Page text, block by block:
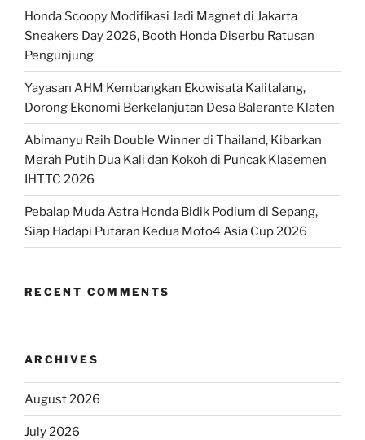
Honda Scoopy Modifikasi Jadi Magnet di Jakarta
Sneakers Day 2026, Booth Honda Diserbu Ratusan
Pengunjung
Yayasan AHM Kembangkan Ekowisata Kalitalang,
Dorong Ekonomi Berkelanjutan Desa Balerante Klaten
Abimanyu Raih Double Winner di Thailand, Kibarkan
Merah Putih Dua Kali dan Kokoh di Puncak Klasemen
IHTTC 2026
Pebalap Muda Astra Honda Bidik Podium di Sepang,
Siap Hadapi Putaran Kedua Moto4 Asia Cup 2026
RECENT COMMENTS
ARCHIVES
August 2026
July 2026